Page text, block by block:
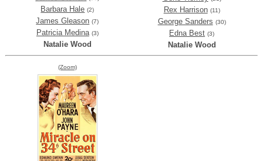
Barbara Hale (2)
James Gleason (7)
Patricia Medina (3)
Natalie Wood
Rex Harrison (11)
George Sanders (30)
Edna Best (3)
Natalie Wood
(Zoom)